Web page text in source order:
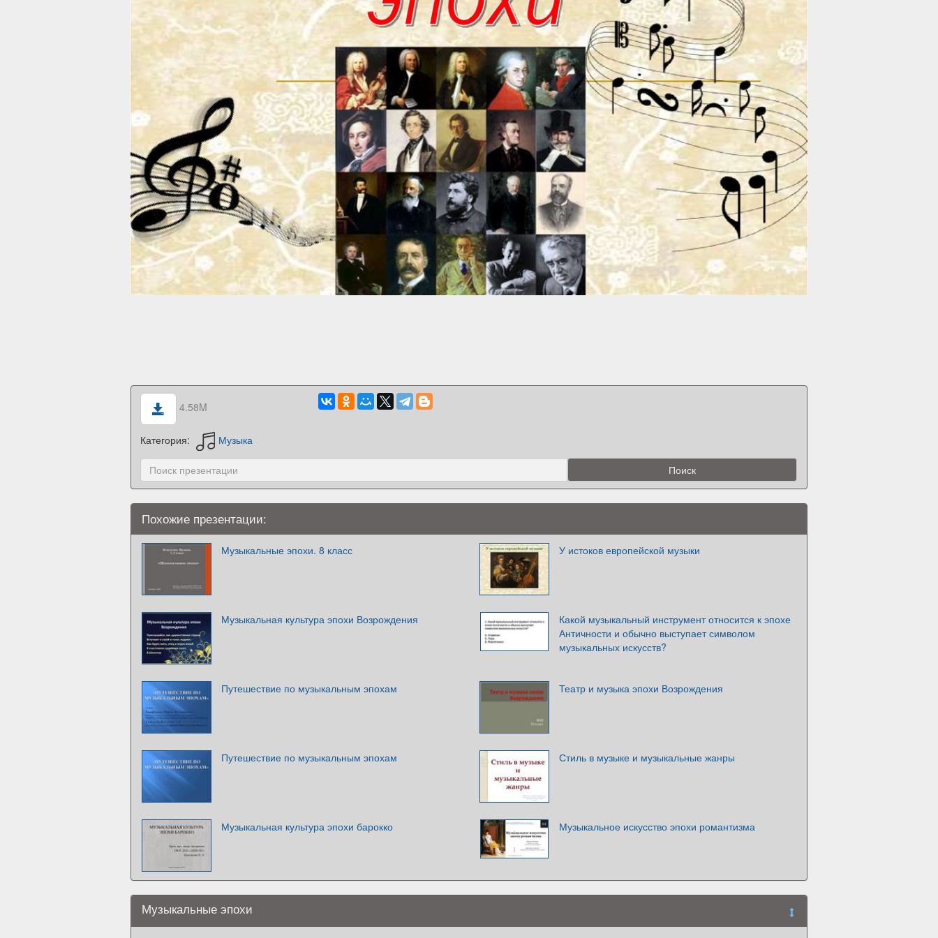
4.58M
Категория: Музыка
Похожие презентации:
Музыкальные эпохи. 8 класс У истоков европейской музыки
Музыкальная культура эпохи Возрождения
Какой музыкальный инструмент относится к эпохе
Античности и обычно выступает символом
музыкальных искусств?
Путешествие по музыкальным эпохам Театр и музыка эпохи Возрождения
Путешествие по музыкальным эпохам Стиль в музыке и музыкальные жанры
Музыкальная культура эпохи барокко Музыкальное искусство эпохи романтизма
Музыкальные эпохи